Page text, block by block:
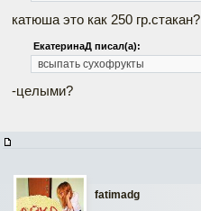
катюша это как 250 гр.стакан?
ЕкатеринаД писал(а):
всыпать сухофрукты
-целыми?
fatimadg